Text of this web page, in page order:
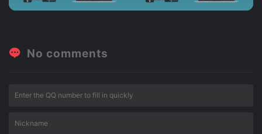
No comments